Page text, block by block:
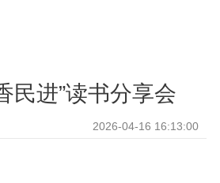
民进”读书分享会
2026-04-16 16:13:00